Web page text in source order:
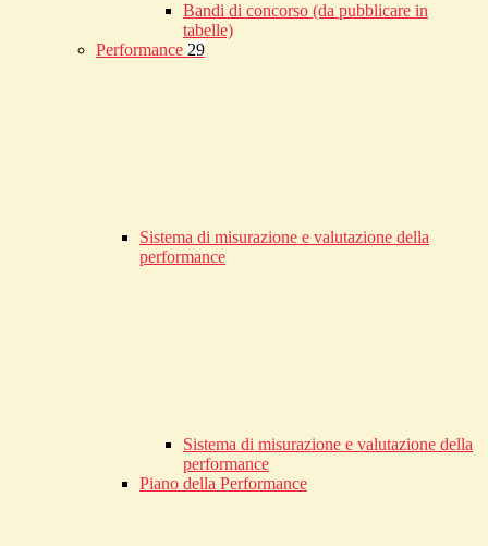
Bandi di concorso (da pubblicare in
tabelle)
Performance 29
Sistema di misurazione e valutazione della
performance
Sistema di misurazione e valutazione della
performance
Piano della Performance